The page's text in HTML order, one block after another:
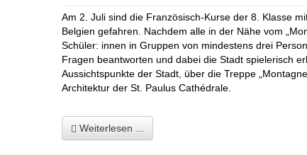
Am 2. Juli sind die Französisch-Kurse der 8. Klasse
Belgien gefahren. Nachdem alle in der Nähe vom
Schüler: innen in Gruppen von mindestens drei
Fragen beantworten und dabei die Stadt spielerisch
Aussichtspunkte der Stadt, über die Treppe
Architektur der St. Paulus Cathédrale.
Weiterlesen ...